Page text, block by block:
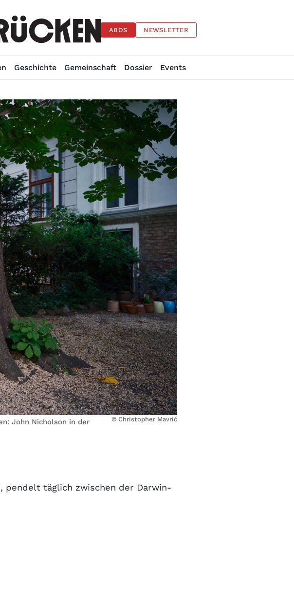
ABOS NEWSLETTER
Geschichte Gemeinschaft Dossier Events
John Nicholson in der
© Christopher Mavrič
pendelt täglich zwischen der Darwin-